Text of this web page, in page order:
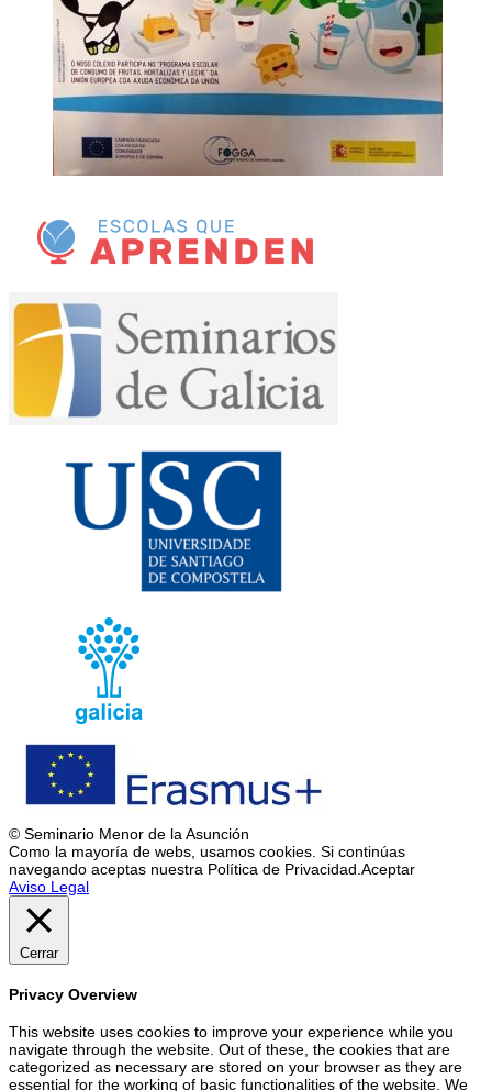
© Seminario Menor de la Asunción
Como la mayoría de webs, usamos cookies. Si continúas
navegando aceptas nuestra Política de Privacidad. Aceptar
Aviso Legal
Cerrar
Privacy Overview
This website uses cookies to improve your experience while you
navigate through the website. Out of these, the cookies that are
categorized as necessary are stored on your browser as they are
essential for the working of basic functionalities of the website. We